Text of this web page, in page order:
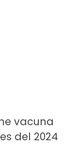
vacuna
del 2024